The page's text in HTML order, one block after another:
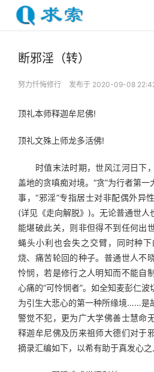
断邪淫（转）
努力忏悔修行 发布于 2020-09-08
顶礼本师释迦牟尼佛!
顶礼文殊上师龙多活佛!
时值末法时期，世风江河日下
盖地的贪嗔痴对境。“贪”为行者第
事，“邪淫”专指居士对非配偶外异
(详见《走向解脱》)。无论普通世人
能堪破此关，则非但得不到任何出
蝇头小利也会失之交臂，同时种
烧、痛苦轮回的种子。普通世人不
怜悯，若是修行之人明知而不能自
心痛的“可怜悯者”。如全知麦彭仁
为引生大悲心的第一种所缘境……是
警觉不犯，更为广大学佛善士慧命
释迦牟尼佛及历来祖师大德们对于
摘录汇编如下，以希有助于真发心之